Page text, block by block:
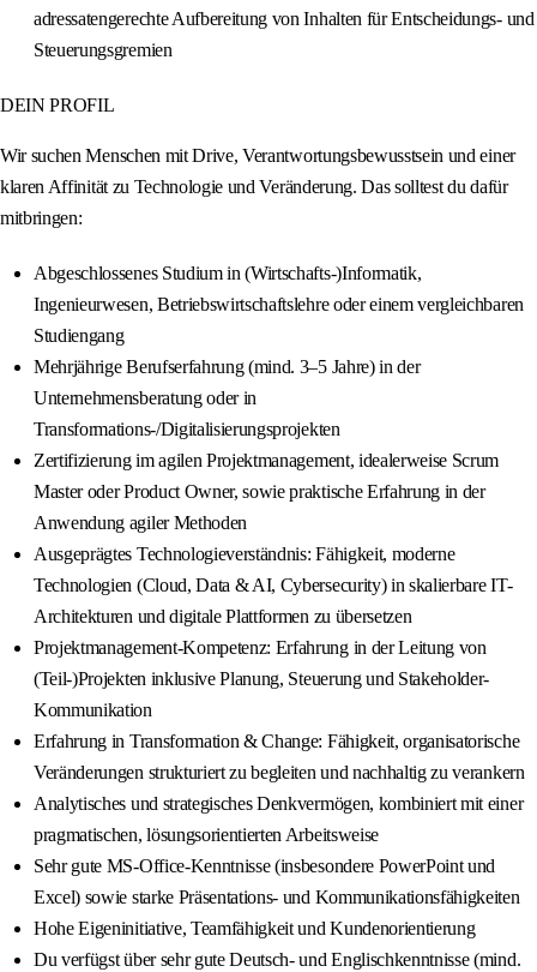
adressatengerechte Aufbereitung von Inhalten für Entscheidungs- und
Steuerungsgremien
DEIN PROFIL
Wir suchen Menschen mit Drive, Verantwortungsbewusstsein und einer
klaren Affinität zu Technologie und Veränderung. Das solltest du dafür
mitbringen:
Abgeschlossenes Studium in (Wirtschafts-)Informatik,
Ingenieurwesen, Betriebswirtschaftslehre oder einem vergleichbaren
Studiengang
Mehrjährige Berufserfahrung (mind. 3–5 Jahre) in der
Unternehmensberatung oder in
Transformations-/Digitalisierungsprojekten
Zertifizierung im agilen Projektmanagement, idealerweise Scrum
Master oder Product Owner, sowie praktische Erfahrung in der
Anwendung agiler Methoden
Ausgeprägtes Technologieverständnis: Fähigkeit, moderne
Technologien (Cloud, Data & AI, Cybersecurity) in skalierbare IT-
Architekturen und digitale Plattformen zu übersetzen
Projektmanagement-Kompetenz: Erfahrung in der Leitung von
(Teil-)Projekten inklusive Planung, Steuerung und Stakeholder-
Kommunikation
Erfahrung in Transformation & Change: Fähigkeit, organisatorische
Veränderungen strukturiert zu begleiten und nachhaltig zu verankern
Analytisches und strategisches Denkvermögen, kombiniert mit einer
pragmatischen, lösungsorientierten Arbeitsweise
Sehr gute MS-Office-Kenntnisse (insbesondere PowerPoint und
Excel) sowie starke Präsentations- und Kommunikationsfähigkeiten
Hohe Eigeninitiative, Teamfähigkeit und Kundenorientierung
Du verfügst über sehr gute Deutsch- und Englischkenntnisse (mind.